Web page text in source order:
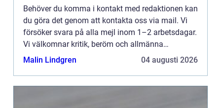
Behöver du komma i kontakt med redaktionen kan
du göra det genom att kontakta oss via mail. Vi
försöker svara på alla mejl inom 1–2 arbetsdagar.
Vi välkomnar kritik, beröm och allmänna
kommentarer till innehållet på vår sida.
Malin Lindgren 04 augusti 2026